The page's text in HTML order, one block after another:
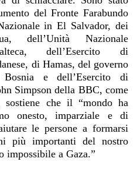
del Fronte Farabundo
in El Salvador, dei
dell’Unità Nazionale
dell’Esercito di
di Hamas, del governo
e dell’Esercito di
Simpson della BBC, come
sostiene che il “mondo ha
onesto, imparziale e di
le persone a formarsi
più importanti del nostro
impossibile a Gaza.”